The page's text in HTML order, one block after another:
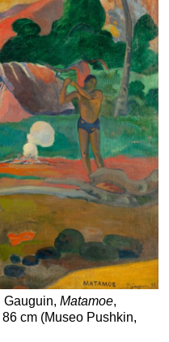
Gauguin, Matamoe,
cm (Museo Pushkin,